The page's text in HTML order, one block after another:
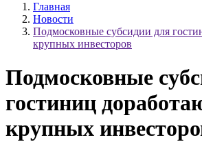
Главная
Новости
Подмосковные субсидии для
крупных инвесторов
Подмосковные
гостиниц
крупных